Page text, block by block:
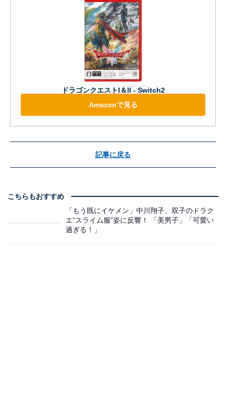
ドラゴンクエストI＆II - Switch2
Amazonで見る
記事に戻る
こちらもおすすめ
「もう既にイケメン」中川翔子、双子のドラク
エ“スライム服”姿に反響！ 「美男子」「可愛い
過ぎる！」